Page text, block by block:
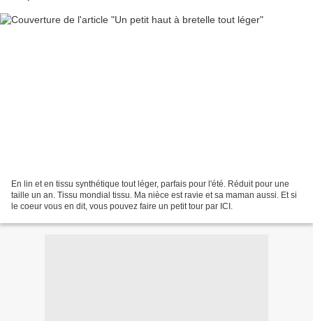
En lin et en tissu synthétique tout léger, parfais pour l'été. Réduit pour une
taille un an. Tissu mondial tissu. Ma nièce est ravie et sa maman aussi. Et si
le coeur vous en dit, vous pouvez faire un petit tour par ICI.